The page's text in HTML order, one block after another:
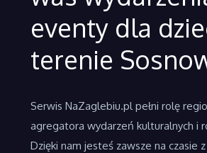
eventy dla
terenie
Serwis NaZaglebiu.pl pełni rolę
agregatora wydarzeń kulturalnych i
Dzięki nam jesteś zawsze na czasie